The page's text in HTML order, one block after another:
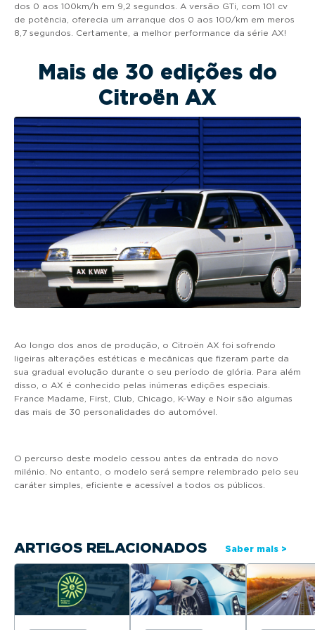
dos 0 aos 100km/h em 9,2 segundos. A versão GTi, com 101 cv
de potência, oferecia um arranque dos 0 aos 100/km em meros
8,7 segundos. Certamente, a melhor performance da série AX!
Mais de 30 edições do
Citroën AX
Ao longo dos anos de produção, o Citroën AX foi sofrendo
ligeiras alterações estéticas e mecânicas que fizeram parte da
sua gradual evolução durante o seu período de glória. Para além
disso, o AX é conhecido pelas inúmeras edições especiais.
France Madame, First, Club, Chicago, K-Way e Noir são algumas
das mais de 30 personalidades do automóvel.
O percurso deste modelo cessou antes da entrada do novo
milénio. No entanto, o modelo será sempre relembrado pelo seu
caráter simples, eficiente e acessível a todos os públicos.
ARTIGOS RELACIONADOS Saber mais >